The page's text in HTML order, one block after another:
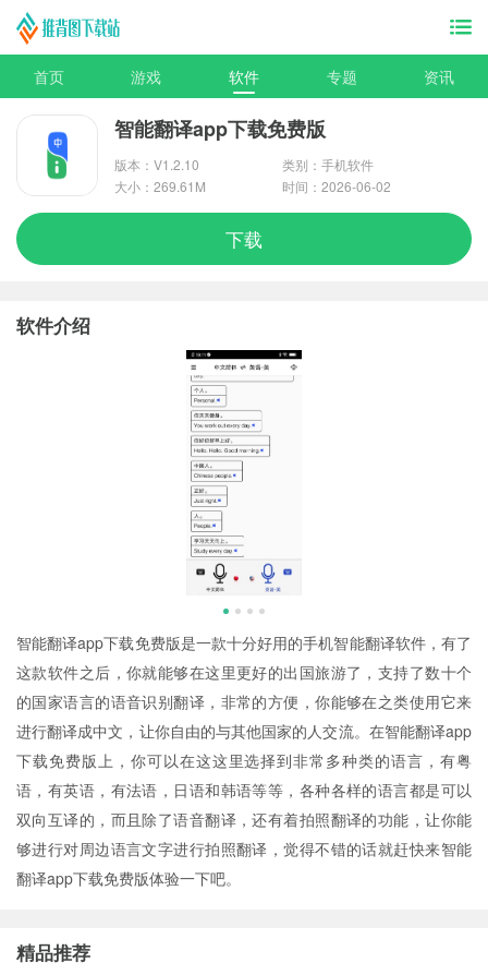
首页 游戏 软件 专题 资讯
智能翻译app下载免费版
版本：V1.2.10
类别：手机软件
大小：269.61M
时间：2026-06-02
下载
软件介绍
智能翻译app下载免费版是一款十分好用的手机智能翻译软件，有了
这款软件之后，你就能够在这里更好的出国旅游了，支持了数十个
的国家语言的语音识别翻译，非常的方便，你能够在之类使用它来
进行翻译成中文，让你自由的与其他国家的人交流。在智能翻译app
下载免费版上，你可以在这这里选择到非常多种类的语言，有粤
语，有英语，有法语，日语和韩语等等，各种各样的语言都是可以
双向互译的，而且除了语音翻译，还有着拍照翻译的功能，让你能
够进行对周边语言文字进行拍照翻译，觉得不错的话就赶快来智能
翻译app下载免费版体验一下吧。
精品推荐